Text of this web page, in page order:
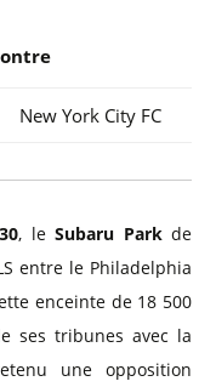
New York City FC
, leSubaru Parkde
entre le Philadelphia
enceinte de 18 500
ses tribunes avec la
une opposition